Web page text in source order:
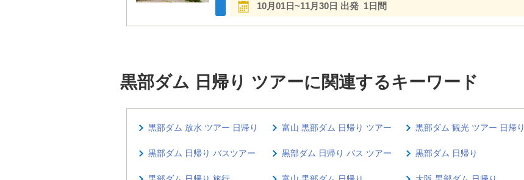
10月01日~11月30日 出発 1日間
黒部ダム 日帰り ツアーに関連するキーワード
黒部ダム 放水 ツアー 日帰り 富山 黒部ダム 日帰り ツアー 黒部ダム 観光 ツアー 日帰り
黒部ダム 日帰り バスツアー 黒部ダム 日帰り バス ツアー 黒部ダム 日帰り